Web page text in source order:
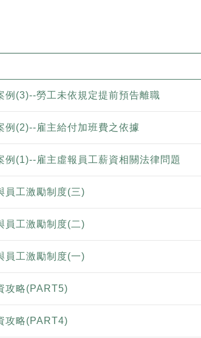
例(3)--勞工未依規定提前預告離職
例(2)--雇主給付加班費之依據
例(1)--雇主虛報員工薪資相關法律問題
員工激勵制度(三)
員工激勵制度(二)
員工激勵制度(一)
攻略(PART5)
攻略(PART4)